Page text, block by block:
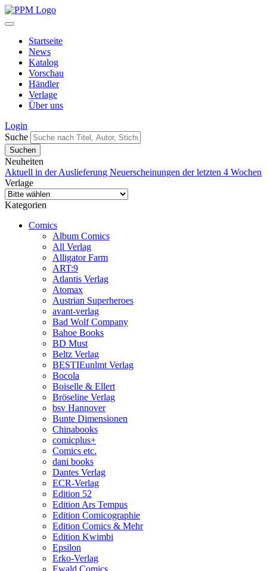
Startseite
News
Katalog
Vorschau
Händler
Verlage
Über uns
Login
Suche
Neuheiten
Aktuell in der Auslieferung Neuerscheinungen der letzten 4 Wochen
Verlage
Kategorien
Comics
Album Comics
All Verlag
Alligator Farm
ART:9
Atlantis Verlag
Atomax
Austrian Superheroes
avant-verlag
Bad Wolf Company
Bahoe Books
BD Must
Beltz Verlag
BESTIEunlmt Verlag
Bocola
Boiselle & Ellert
Bröseline Verlag
bsv Hannover
Bunte Dimensionen
Chinabooks
comicplus+
Comics etc.
dani books
Dantes Verlag
ECR-Verlag
Edition 52
Edition Ars Tempus
Edition Comicographie
Edition Comics & Mehr
Edition Kwimbi
Epsilon
Erko-Verlag
Ewald Comics